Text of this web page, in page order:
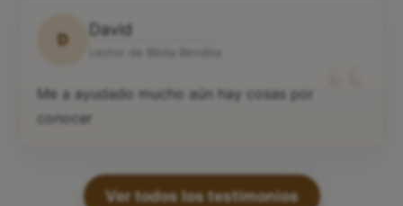
D
David
Me a ayudado mucho aún hay cosas por
conocer
Ver todos los testimonios